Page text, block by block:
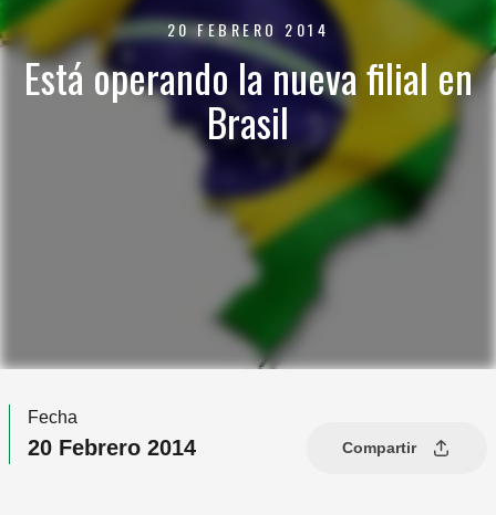
20 FEBRERO 2014
Está operando la nueva filial en
Brasil
Fecha
20 Febrero 2014 Compartir